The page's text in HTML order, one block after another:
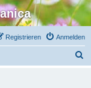
Anmelden
Registrieren